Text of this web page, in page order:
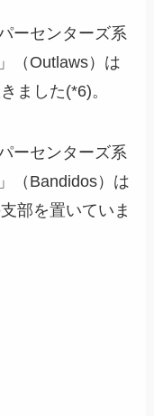
ーセンターズ系
（Outlaws）は
ました(*6)。
ーセンターズ系
（Bandidos）は
部を置いていま